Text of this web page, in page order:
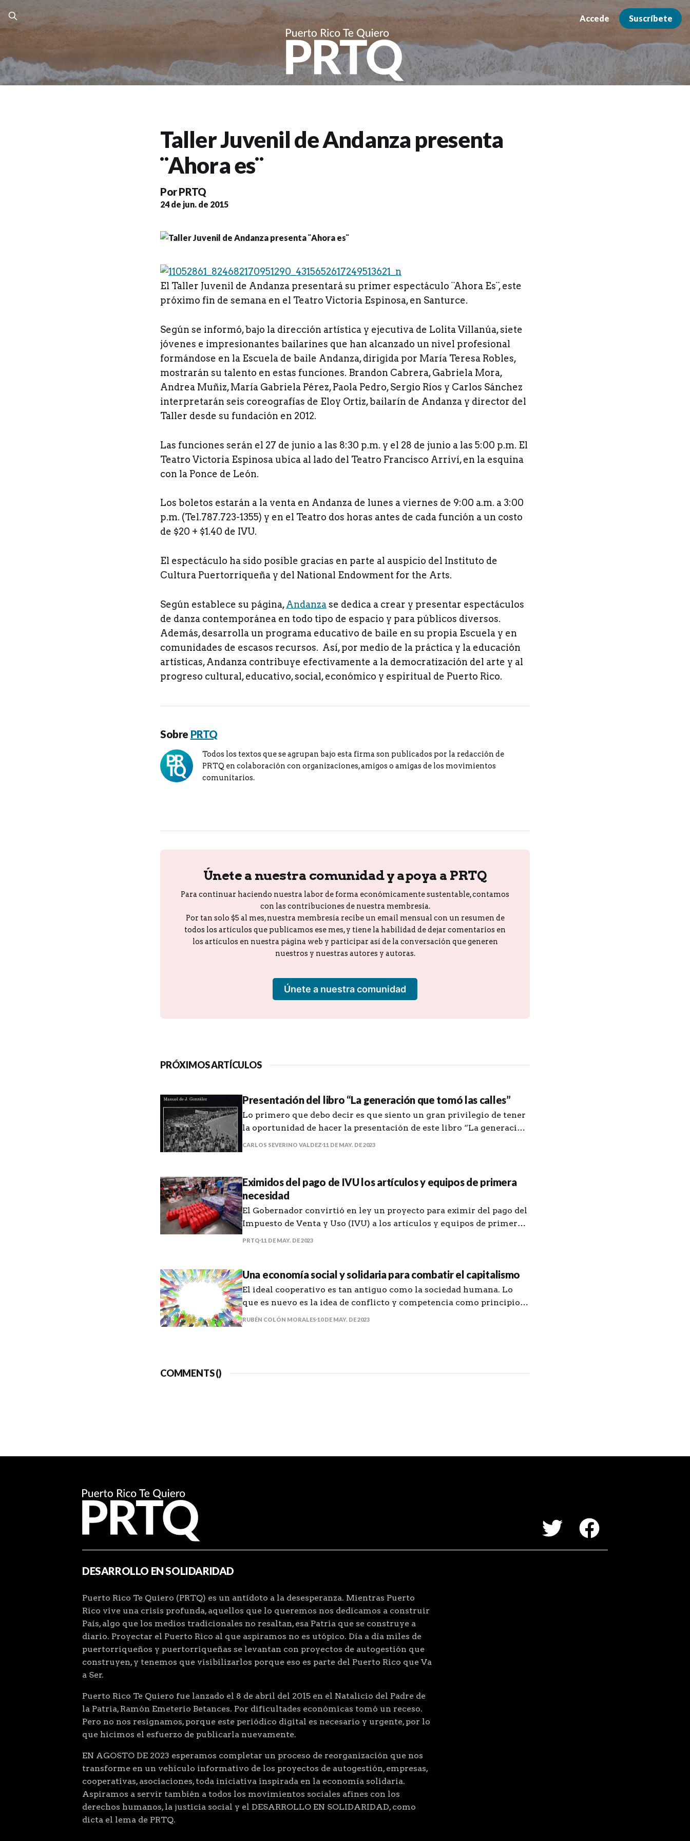
Accede Suscríbete
Taller Juvenil de Andanza presenta
¨Ahora es¨
PorPRTQ
24 de jun. de 2015
El Taller Juvenil de Andanza presentará su primer espectáculo ¨Ahora Es¨, este
próximo fin de semana en el Teatro Victoria Espinosa, en Santurce.
Según se informó, bajo la dirección artística y ejecutiva de Lolita Villanúa, siete
jóvenes e impresionantes bailarines que han alcanzado un nivel profesional
formándose en la Escuela de baile Andanza, dirigida por María Teresa Robles,
mostrarán su talento en estas funciones. Brandon Cabrera, Gabriela Mora,
Andrea Muñiz, María Gabriela Pérez, Paola Pedro, Sergio Ríos y Carlos Sánchez
interpretarán seis coreografías de Eloy Ortiz, bailarín de Andanza y director del
Taller desde su fundación en 2012.
Las funciones serán el 27 de junio a las 8:30 p.m. y el 28 de junio a las 5:00 p.m. El
Teatro Victoria Espinosa ubica al lado del Teatro Francisco Arriví, en la esquina
con la Ponce de León.
Los boletos estarán a la venta en Andanza de lunes a viernes de 9:00 a.m. a 3:00
p.m. (Tel.787.723-1355) y en el Teatro dos horas antes de cada función a un costo
de $20 + $1.40 de IVU.
El espectáculo ha sido posible gracias en parte al auspicio del Instituto de
Cultura Puertorriqueña y del National Endowment for the Arts.
Según establece su página,Andanzase dedica a crear y presentar espectáculos
de danza contemporánea en todo tipo de espacio y para públicos diversos.
Además, desarrolla un programa educativo de baile en su propia Escuela y en
comunidades de escasos recursos. Así, por medio de la práctica y la educación
artísticas, Andanza contribuye efectivamente a la democratización del arte y al
progreso cultural, educativo, social, económico y espiritual de Puerto Rico.
Sobre PRTQ
Todos los textos que se agrupan bajo esta firma son publicados por la redacción de
PRTQ en colaboración con organizaciones, amigos o amigas de los movimientos
comunitarios.
Únete a nuestra comunidad y apoya a PRTQ
Para continuar haciendo nuestra labor de forma económicamente sustentable, contamos
con las contribuciones de nuestra membresía.
Por tan solo $5 al mes, nuestra membresía recibe un email mensual con un resumen de
todos los artículos que publicamos ese mes, y tiene la habilidad de dejar comentarios en
los artículos en nuestra página web y participar así de la conversación que generen
nuestros y nuestras autores y autoras.
Únete a nuestra comunidad
PRÓXIMOS ARTÍCULOS
Presentación del libro “La generación que tomó las calles”
Lo primero que debo decir es que siento un gran privilegio de tener
la oportunidad de hacer la presentación de este libro “La generación
que tomó las calles” del amigo Manuel de J. González. Le agradezco
CARLOS SEVERINO VALDEZ 11 DE MAY. DE 2023
Eximidos del pago de IVU los artículos y equipos de primera
necesidad
El Gobernador convirtió en ley un proyecto para eximir del pago del
Impuesto de Venta y Uso (IVU) a los artículos y equipos de primera
necesidad para la temporada de huracanes. Estarán exentos del IVU
PRTQ 11 DE MAY. DE 2023
Una economía social y solidaria para combatir el capitalismo
El ideal cooperativo es tan antiguo como la sociedad humana. Lo
que es nuevo es la idea de conflicto y competencia como principio
del progreso económico. — Pioneros de Rochdale La promesa de
RUBÉN COLÓN MORALES 10 DE MAY. DE 2023
COMMENTS ()
DESARROLLO EN SOLIDARIDAD
Puerto Rico Te Quiero (PRTQ) es un antídoto a la desesperanza. Mientras Puerto
Rico vive una crisis profunda, aquellos que lo queremos nos dedicamos a construir
País, algo que los medios tradicionales no resaltan, esa Patria que se construye a
diario. Proyectar el Puerto Rico al que aspiramos no es utópico. Día a día miles de
puertorriqueños y puertorriqueñas se levantan con proyectos de autogestión que
construyen, y tenemos que visibilizarlos porque eso es parte del Puerto Rico que Va
a Ser.
Puerto Rico Te Quiero fue lanzado el 8 de abril del 2015 en el Natalicio del Padre de
la Patria, Ramón Emeterio Betances. Por dificultades económicas tomó un receso.
Pero no nos resignamos, porque este periódico digital es necesario y urgente, por lo
que hicimos el esfuerzo de publicarla nuevamente.
EN AGOSTO DE 2023 esperamos completar un proceso de reorganización que nos
transforme en un vehículo informativo de los proyectos de autogestión, empresas,
cooperativas, asociaciones, toda iniciativa inspirada en la economía solidaria.
Aspiramos a servir también a todos los movimientos sociales afines con los
derechos humanos, la justicia social y el DESARROLLO EN SOLIDARIDAD, como
dicta el lema de PRTQ.